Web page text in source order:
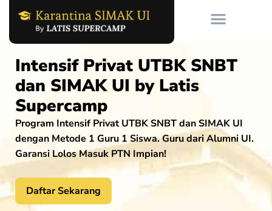
Intensif Privat UTBK SNBT
dan SIMAK UI by Latis
Supercamp
Program Intensif Privat UTBK SNBT dan SIMAK UI
dengan Metode 1 Guru 1 Siswa. Guru dari Alumni UI.
Garansi Lolos Masuk PTN Impian!
Daftar Sekarang